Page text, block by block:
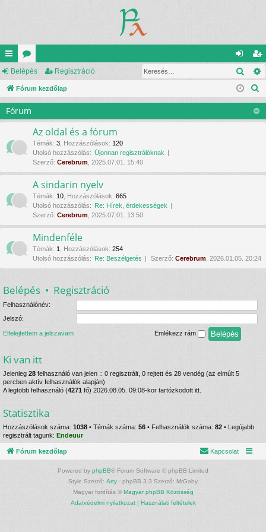
yo
rs
lin
ke
k
ór
u
ok
el
ép
eg
is
ztr
ác
Belépés Regisztráció
Fórum kezdőlap
Fórum
Az oldal és a fórum
Témák: 3 Hozzászólások: 120
Utolsó hozzászólás: Újonnan regisztrálóknak
Szerző: Cerebrum , 2025.07.01. 15:40
A sindarin nyelv
Témák: 10 Hozzászólások: 665
Utolsó hozzászólás: Re: Hírek, érdekességek
Szerző: Cerebrum , 2025.07.01. 13:50
Mindenféle
Témák: 1 Hozzászólások: 254
Utolsó hozzászólás: Re: Beszélgetés Szerző: Cerebrum , 2026.01.05. 20:24
Belépés • Regisztráció
Felhasználónév:
Jelszó:
Elfelejtettem a jelszavam Emlékezz rám
Ki van itt
Jelenleg 28 felhasználó van jelen :: 0 regisztrált, 0 rejtett és 28 vendég (az elmúlt 5
percben aktív felhasználók alapján)
A legtöbb felhasználó (4271 fő) 2026.08.05. 09:08-kor tartózkodott itt.
Statisztika
Hozzászólások száma: 1038 • Témák száma: 56 • Felhasználók száma: 82 • Legújabb
regisztrált tagunk: Endeuur
Fórum kezdőlap Kapcsolat
Powered by phpBB® Forum Software © phpBB Limited
Style Szerző: Arty - phpBB 3.3 Szerző: MrGaby
Magyar fordítás © Magyar phpBB Közösség
Adatvédelmi nyilatkozat| Használati feltételek